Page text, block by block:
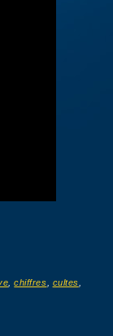
,chiffres cultes